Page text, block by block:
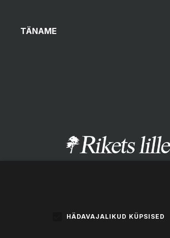
TÄNAME
HÄDAVAJALIKUD KÜPSISED